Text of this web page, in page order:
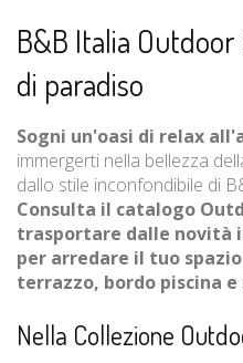
B&B Italia
di paradiso
Sogni un'oasi di relax
immergerti nella bellezza
dallo stile inconfondibile di
Consulta il catalogo
trasportare dalle novità
per arredare il tuo
terrazzo, bordo piscina
Nella Collezione